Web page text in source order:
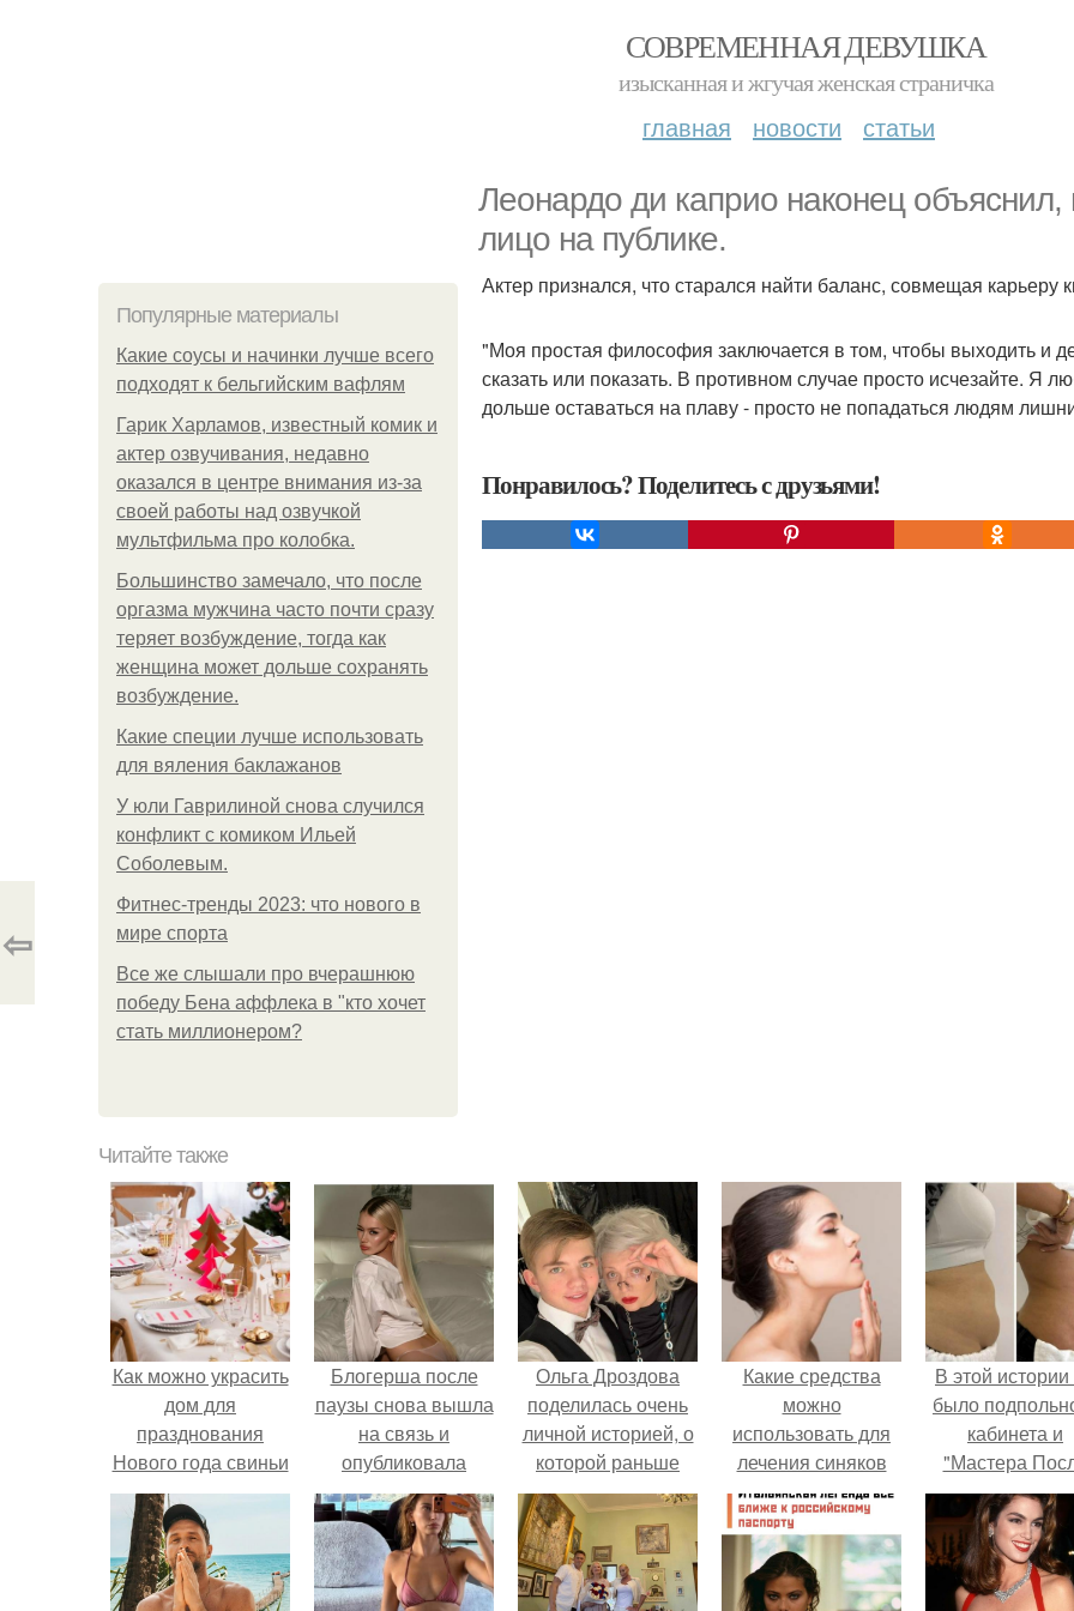
СОВРЕМЕННАЯ ДЕВУШКА
изысканная и жгучая женская страничка
главная новости статьи
Леонардо ди каприо наконец объяснил,
лицо на публике.
Популярные материалы
Какие соусы и начинки лучше всего
подходят к бельгийским вафлям
Гарик Харламов, известный комик и
актер озвучивания, недавно
оказался в центре внимания из-за
своей работы над озвучкой
мультфильма про колобка.
Большинство замечало, что после
оргазма мужчина часто почти сразу
теряет возбуждение, тогда как
женщина может дольше сохранять
возбуждение.
Какие специи лучше использовать
для вяления баклажанов
У юли Гаврилиной снова случился
конфликт с комиком Ильей
Соболевым.
Фитнес-тренды 2023: что нового в
мире спорта
Все же слышали про вчерашнюю
победу Бена аффлека в "кто хочет
стать миллионером?
Актер признался, что старался найти баланс, совмещая карьеру
"Моя простая философия заключается в том, чтобы выходить и
сказать или показать. В противном случае просто исчезайте. Я
дольше оставаться на плаву - просто не попадаться людям
Понравилось? Поделитесь с друзьями!
⇦
Читайте также
Как можно украсить
дом для
празднования
Нового года свиньи
Блогерша после
паузы снова вышла
на связь и
опубликовала
свежую серию
кадров из спальни.
Ольга Дроздова
поделилась очень
личной историей, о
которой раньше
почти не говорила.
Какие средства
можно
использовать для
лечения синяков
под глазами
В этой
было
кабинета и
"Мастера
Курсов".